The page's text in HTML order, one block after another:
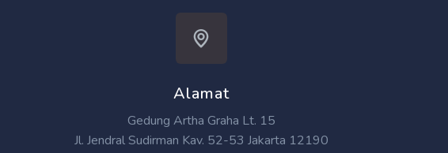
Alamat
Gedung Artha Graha Lt. 15
Jl. Jendral Sudirman Kav. 52-53 Jakarta 12190